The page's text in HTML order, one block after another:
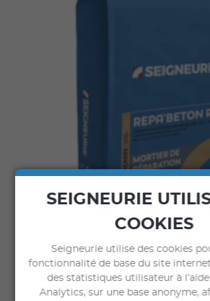
SEIGNEURIE
COOKIES
Seigneurie utilise des cookies
fonctionnalité de base du site
des statistiques utilisateur à
Analytics, sur une base anonyme,